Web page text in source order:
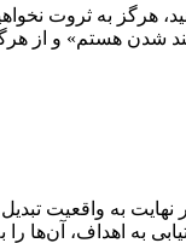
هرگز به ثروت
شدن هستم» و از
به واقعیت
اهداف، آن‌ها را